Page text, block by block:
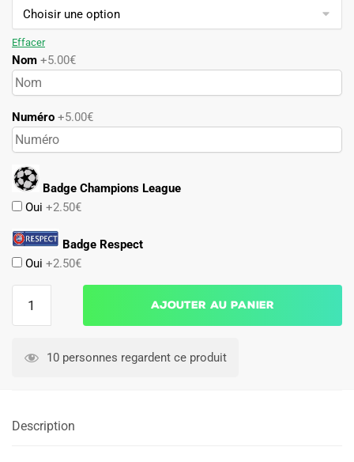
79.90€.49.90€.
Effacer
Nom +5.00€
Numéro +5.00€
Badge Champions League
Oui +2.50€
Badge Respect
Oui +2.50€
Manchester
1993
Ajouter au panier
10 personnes regardent ce produit
Description